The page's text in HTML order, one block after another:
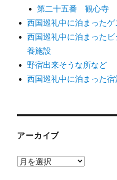
第二十五番 観心寺
西国巡礼中に泊まった
西国巡礼中に泊まった
養施設
野宿出来そうな所など
西国巡礼中に泊まった宿
アーカイブ
ア